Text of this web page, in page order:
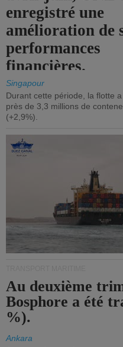
enregistré une
amélioration de
performances
financières.
Singapour
Durant cette période, la flotte
près de 3,3 millions de
(+2,9%).
Au deuxième
Bosphore a été
%).
Ankara